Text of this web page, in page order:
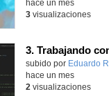
hace un mes
3visualizaciones
Contenido educativo.
subido por Eduardo R.
hace un mes
2 visualizaciones